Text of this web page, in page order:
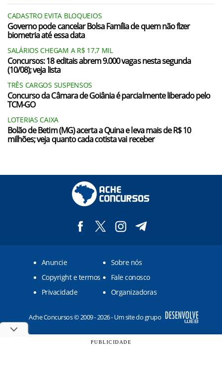
CADASTRO EVITA BLOQUEIOS
Governo pode cancelar Bolsa Família de quem não fizer
biometria até essa data
SALÁRIOS CHEGAM A R$ 17,7 MIL
Concursos: 18 editais abrem 9.000 vagas nesta segunda
(10/08); veja lista
TRÊS CARGOS SUSPENSOS
Concurso da Câmara de Goiânia é parcialmente liberado pelo
TCM-GO
LOTERIAS CAIXA
Bolão de Betim (MG) acerta a Quina e leva mais de R$ 10
milhões; veja quanto cada cotista vai receber
Anuncie
Sobre nós
Copyright e termos
Fale conosco
Privacidade
Organizadoras
Ache Concursos © 2009 - 2026 - Um site do grupo
PUBLICIDADE